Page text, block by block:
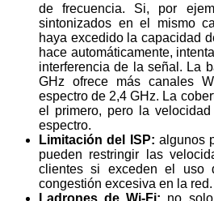
de frecuencia. Si, por
sintonizados en el mismo
haya excedido la capacidad
hace automáticamente,
interferencia de la señal. La
GHz ofrece más canales
espectro de 2,4 GHz. La
el primero, pero la
espectro.
Limitación del ISP: algunos
pueden restringir las
clientes si exceden el
congestión excesiva en la red.
Ladrones de Wi-Fi: no